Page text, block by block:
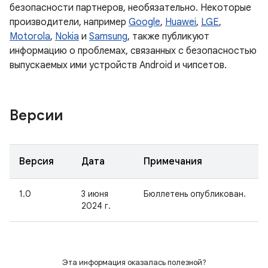
безопасности партнеров, необязательно. Некоторые
производители, например Google, Huawei, LGE,
Motorola, Nokia и Samsung, также публикуют
информацию о проблемах, связанных с безопасностью
выпускаемых ими устройств Android и чипсетов.
Версии
Версия Дата Примечания
1.0
3 июня
2024 г.
Бюллетень опубликован.
Эта информация оказалась полезной?